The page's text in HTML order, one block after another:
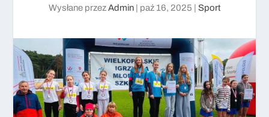
Wysłane przezAdmin paź 16, 2025 Sport